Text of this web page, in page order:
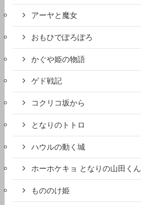
アーヤと魔女
おもひでぽろぽろ
かぐや姫の物語
ゲド戦記
コクリコ坂から
となりのトトロ
ハウルの動く城
ホーホケキョ となりの山田くん
もののけ姫